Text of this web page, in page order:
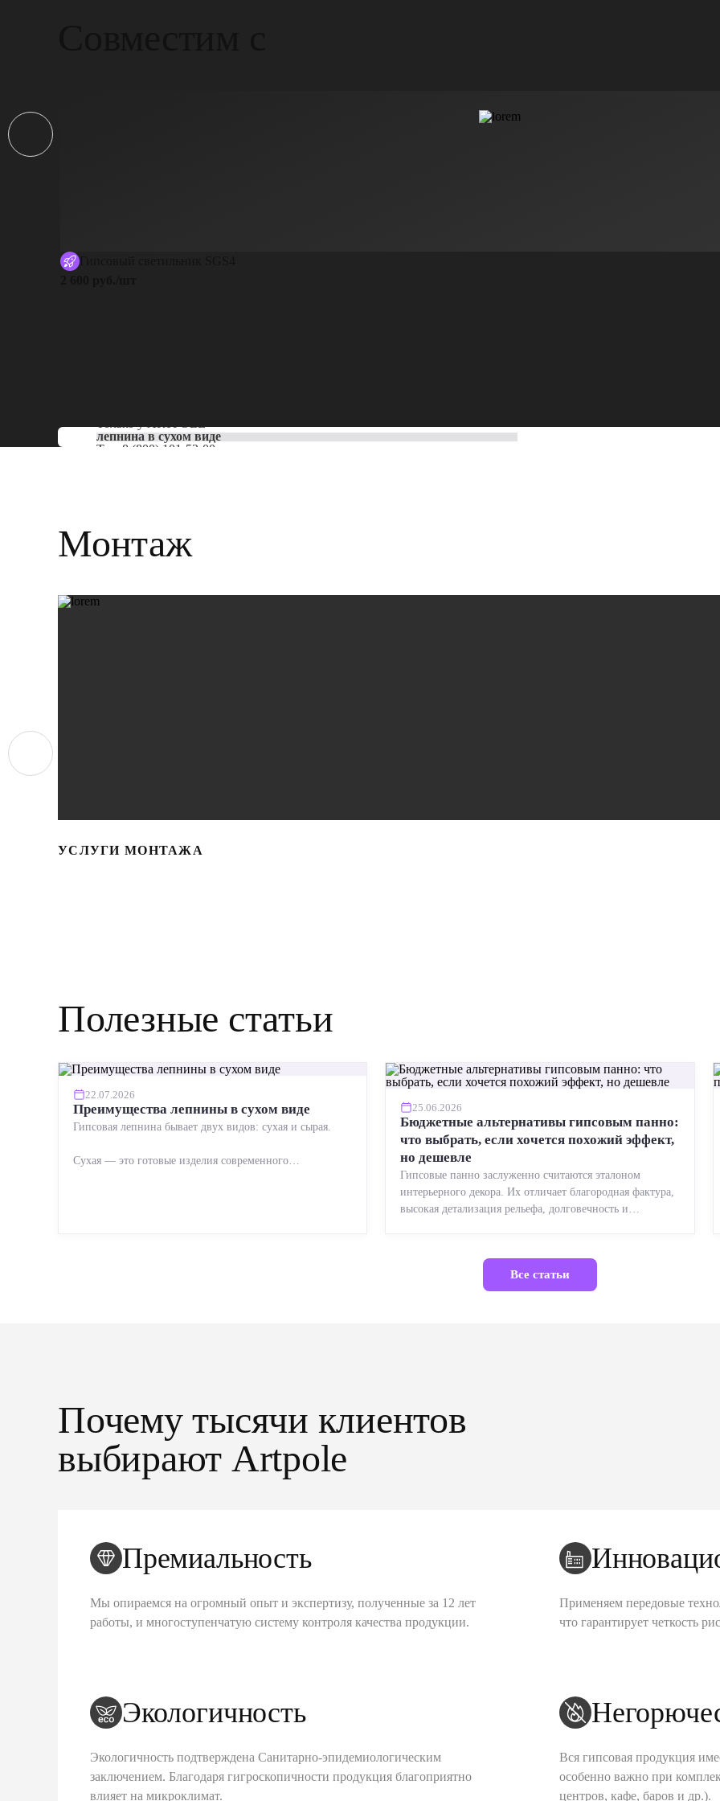
Только уARTPOLE
лепнина в сухом виде
Тел: 8 (800) 101-53-00
Монтаж
УСЛУГИ МОНТАЖА
Полезные статьи
22.07.2026
Преимущества лепнины в сухом виде
Гипсовая лепнина бывает двух видов: сухая и сырая.
Сухая — это готовые изделия современного
25.06.2026
Бюджетные альтернативы гипсовым панно:
что выбрать, если хочется похожий эффект,
но дешевле
Гипсовые панно заслуженно считаются эталоном
интерьерного декора. Их отличает благородная фактура,
высокая детализация рельефа, долговечность и
Все статьи
Почему тысячи клиентов
выбирают Artpole
Премиальность
Мы опираемся на огромный опыт и экспертизу, полученные за 12 лет
работы, и многоступенчатую систему контроля качества продукции.
Применяем передовые
что гарантирует четкость
Экологичность
Экологичность подтверждена Санитарно-эпидемиологическим
заключением. Благодаря гигроскопичности продукция благоприятно
влияет на микроклимат.
Вся гипсовая продукция
особенно важно при
центров, кафе, баров и др.).